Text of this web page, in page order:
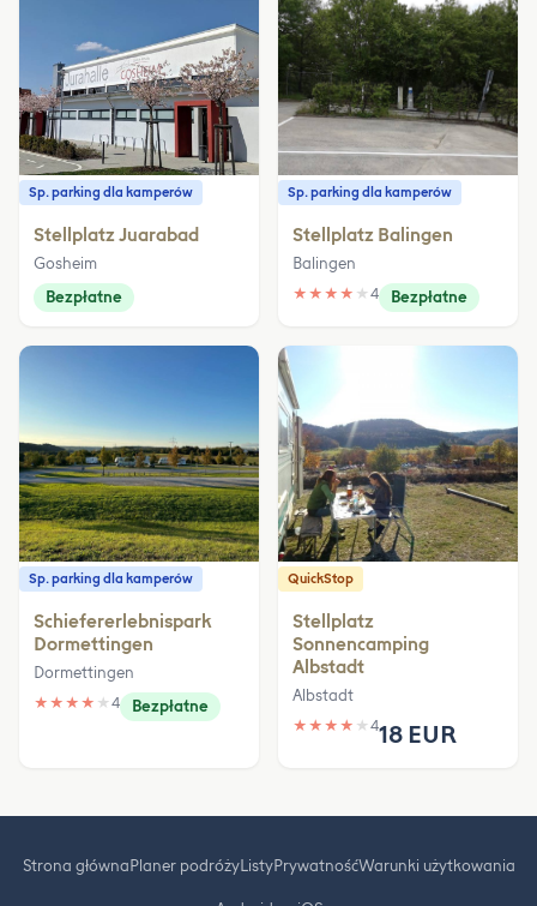
Sp. parking dla kamperów
Stellplatz Juarabad
Gosheim
Bezpłatne
Sp. parking dla kamperów
Stellplatz Balingen
Balingen
★ ★ ★ ★ ★ 4 Bezpłatne
Sp. parking dla kamperów
Schiefererlebnispark
Dormettingen
Dormettingen
★ ★ ★ ★ ★ 4 Bezpłatne
QuickStop
Stellplatz
Sonnencamping
Albstadt
Albstadt
★ ★ ★ ★ ★ 418 EUR
Strona główna Planer podróżyListyPrywatnośćWarunki użytkowania